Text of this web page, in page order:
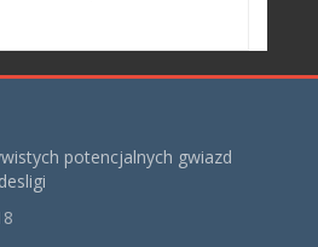
potencjalnych gwiazd